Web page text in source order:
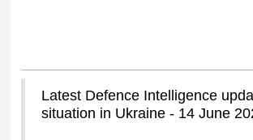
Latest Defence Intelligence
situation in Ukraine - 14 June